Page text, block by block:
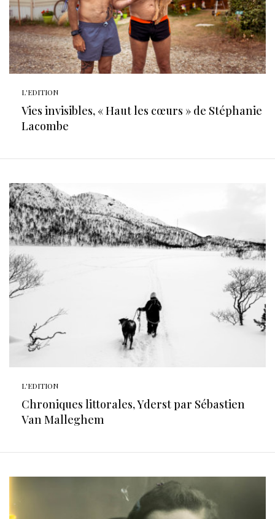
L'EDITION
Vies invisibles, « Haut les cœurs » de Stéphanie
Lacombe
L'EDITION
Chroniques littorales, Yderst par Sébastien
Van Malleghem